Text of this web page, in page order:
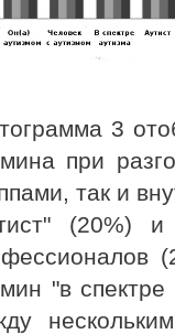
3
при
так и
(20%)
"в